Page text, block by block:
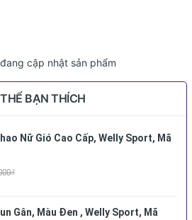
cập nhật sản phẩm
BẠN THÍCH
Nữ Gió Cao Cấp, Welly Sport, Mã
Gân, Màu Đen , Welly Sport, Mã